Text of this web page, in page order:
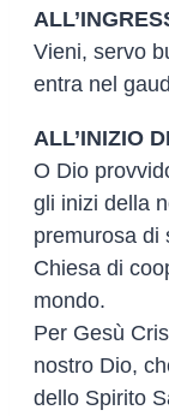
Vieni, servo
entra nel
ALL’INIZIO
O Dio
gli inizi della
premurosa di
Chiesa di
mondo.
Per Gesù
nostro Dio,
dello Spirito